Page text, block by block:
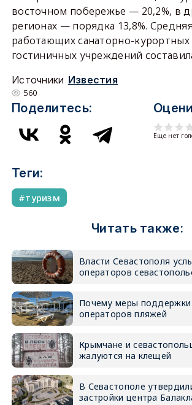
восточном побережье — 20,2%, в
регионах — порядка 13,8%. Средняя
работающих санаторно-курортных
гостиничных учреждений
Источники Известия
560
Поделитесь:
Еще нет
Теги:
туризм
Читать также:
Власти Севастополя
операторов
Почему меры поддержки
операторов пляжей
Крымчане и
жалуются на клещей
В Севастополе
застройки центра